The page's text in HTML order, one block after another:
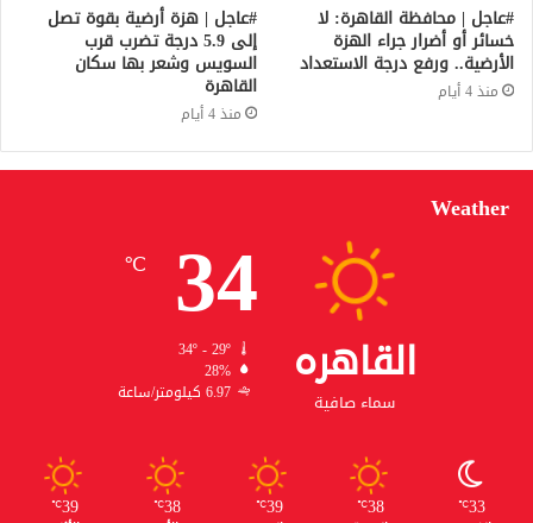
#عاجل | محافظة القاهرة: لا
خسائر أو أضرار جراء الهزة
الأرضية.. ورفع درجة الاستعداد
منذ 4 أيام
#عاجل | هزة أرضية بقوة تصل
إلى 5.9 درجة تضرب قرب
السويس وشعر بها سكان
القاهرة
منذ 4 أيام
Weather
القاهره
سماء صافية
34
℃
34º - 29º
28%
6.97 كيلومتر/ساعة
33
℃
38
℃
39
℃
38
℃
39
℃